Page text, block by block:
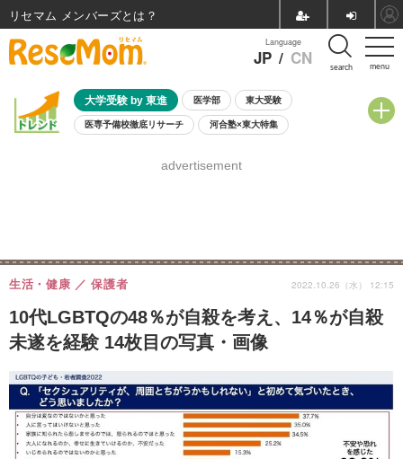
menu
Language
JP / CN search
大学受験 by 東進 医学部 東大受験
医専予備校徹底リサーチ 河合塾×東大特集
8月開催学校説明会・相談会
advertisement
10代LGBTQの48％が自殺を考え、14％が自殺
未遂を経験 14枚目の写真・画像
生活・健康 保護者 2022.10.26（水） 12:15
リセマム メンバーズ